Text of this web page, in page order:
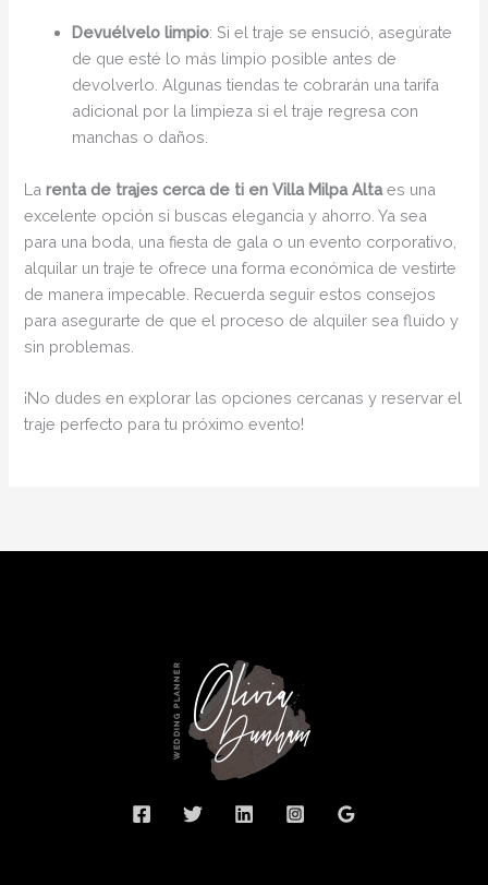
Devuélvelo limpio: Si el traje se ensució, asegúrate
de que esté lo más limpio posible antes de
devolverlo. Algunas tiendas te cobrarán una tarifa
adicional por la limpieza si el traje regresa con
manchas o daños.
Larenta de trajes cerca de ti en Villa Milpa Altaes una
excelente opción si buscas elegancia y ahorro. Ya sea
para una boda, una fiesta de gala o un evento corporativo,
alquilar un traje te ofrece una forma económica de vestirte
de manera impecable. Recuerda seguir estos consejos
para asegurarte de que el proceso de alquiler sea fluido y
sin problemas.
¡No dudes en explorar las opciones cercanas y reservar el
traje perfecto para tu próximo evento!